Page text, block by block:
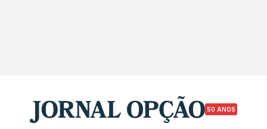
50 ANOS